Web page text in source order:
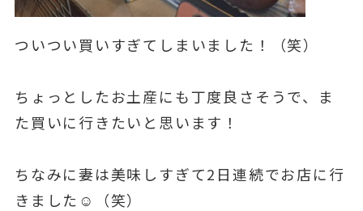
ついつい買いすぎてしまいました！（笑）
ちょっとしたお土産にも丁度良さそうで、ま
た買いに行きたいと思います！
ちなみに妻は美味しすぎて2日連続でお店に行
きました☺（笑）